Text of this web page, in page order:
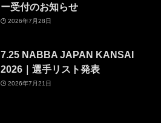
ー受付のお知らせ
2026年7月28日
7.25 NABBA JAPAN KANSAI
2026｜選手リスト発表
2026年7月21日